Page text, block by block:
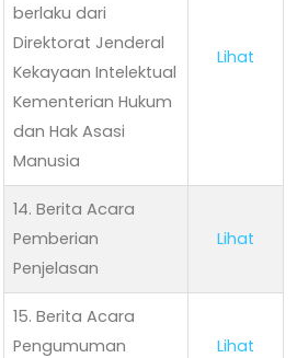
berlaku dari
Direktorat Jenderal
Kekayaan Intelektual
Kementerian Hukum
dan Hak Asasi
Manusia
Lihat
14. Berita Acara
Pemberian
Penjelasan
Lihat
15. Berita Acara
Pengumuman
Lihat